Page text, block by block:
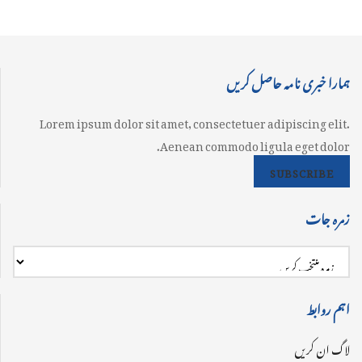
ہمارا خبری نامہ حاصل کریں
Lorem ipsum dolor sit amet, consectetuer adipiscing elit.
Aenean commodo ligula eget dolor.
SUBSCRIBE
زمرہ جات
اہم روابط
لاگ ان کریں